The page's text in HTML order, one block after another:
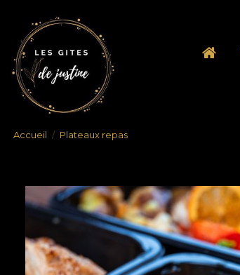
Accueil Plateaux repas